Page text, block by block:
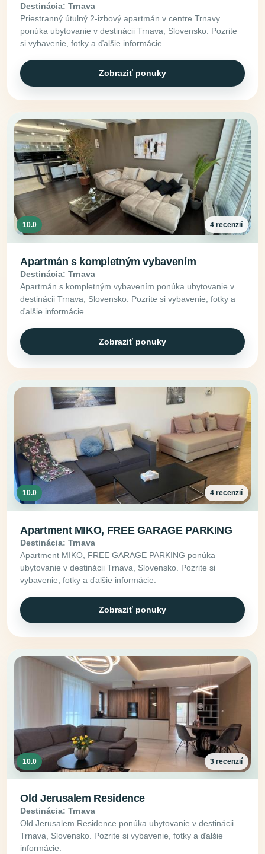
Destinácia: Trnava
Priestranný útulný 2-izbový apartmán v centre Trnavy
ponúka ubytovanie v destinácii Trnava, Slovensko. Pozrite
si vybavenie, fotky a ďalšie informácie.
Zobraziť ponuky
10.0 4 recenzií
Apartmán s kompletným vybavením
Destinácia: Trnava
Apartmán s kompletným vybavením ponúka ubytovanie v
destinácii Trnava, Slovensko. Pozrite si vybavenie, fotky a
ďalšie informácie.
Zobraziť ponuky
10.0 4 recenzií
Apartment MIKO, FREE GARAGE PARKING
Destinácia: Trnava
Apartment MIKO, FREE GARAGE PARKING ponúka
ubytovanie v destinácii Trnava, Slovensko. Pozrite si
vybavenie, fotky a ďalšie informácie.
Zobraziť ponuky
10.0 3 recenzií
Old Jerusalem Residence
Destinácia: Trnava
Old Jerusalem Residence ponúka ubytovanie v destinácii
Trnava, Slovensko. Pozrite si vybavenie, fotky a ďalšie
informácie.